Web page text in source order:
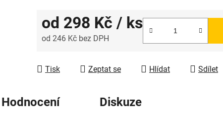
od 298 Kč / ks
od 246 Kč bez DPH
Tisk Zeptat se Hlídat Sdílet
Hodnocení Diskuze